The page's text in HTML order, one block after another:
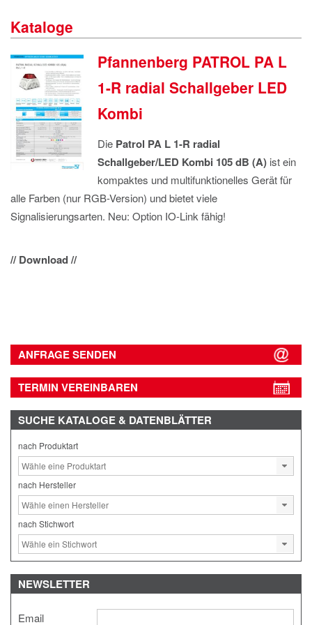
DATENSCHUTZ
Kataloge
Pfannenberg PATROL PA L
1-R radial Schallgeber LED
Kombi
Die Patrol PA L 1-R radial
Schallgeber/LED Kombi 105 dB (A)ist ein
kompaktes und multifunktionelles Gerät für
alle Farben (nur RGB-Version) und bietet viele
Signalisierungsarten. Neu: Option IO-Link fähig!
// Download //
ANFRAGE SENDEN
TERMIN VEREINBAREN
SUCHE KATALOGE & DATENBLÄTTER
nach Produktart
nach Hersteller
nach Stichwort
NEWSLETTER
Email